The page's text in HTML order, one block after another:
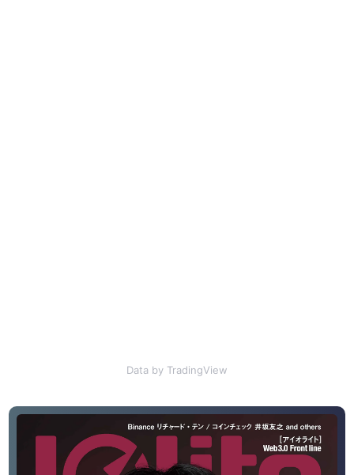
Data by TradingView